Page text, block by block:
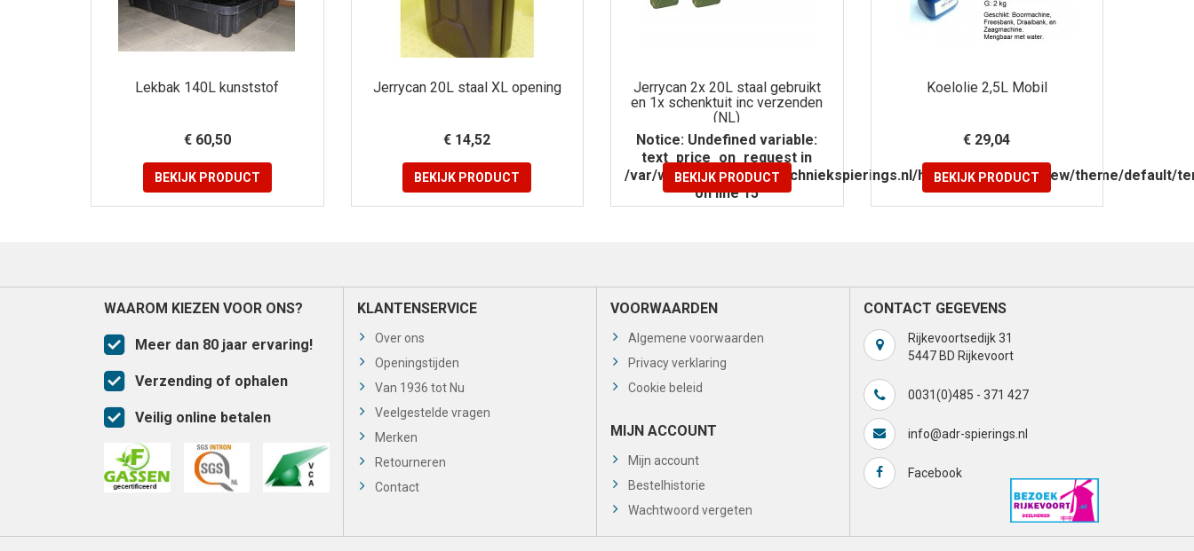
Lekbak 140L kunststof
€ 60,50
BEKIJK PRODUCT
Jerrycan 20L staal XL opening
€ 14,52
BEKIJK PRODUCT
Jerrycan 2x 20L staal gebruikt
en 1x schenktuit inc verzenden
(NL)
Notice: Undefined variable:
text_price_on_request in
/var/www/vhosts/koeltechniekspierings.nl/httpdocs/catalog/view/theme/default/
on line15
BEKIJK PRODUCT
Koelolie 2,5L Mobil
€ 29,04
BEKIJK PRODUCT
WAAROM KIEZEN VOOR ONS?
Meer dan 80 jaar ervaring!
Verzending of ophalen
Veilig online betalen
KLANTENSERVICE
Over ons
Openingstijden
Van 1936 tot Nu
Veelgestelde vragen
Merken
Retourneren
Contact
VOORWAARDEN
Algemene voorwaarden
Privacy verklaring
Cookie beleid
MIJN ACCOUNT
Mijn account
Bestelhistorie
Wachtwoord vergeten
CONTACT GEGEVENS
Rijkevoortsedijk 31
5447 BD Rijkevoort
0031(0)485 - 371 427
info@adr-spierings.nl
Facebook